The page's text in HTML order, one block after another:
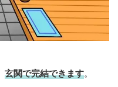
玄関で完結できます。